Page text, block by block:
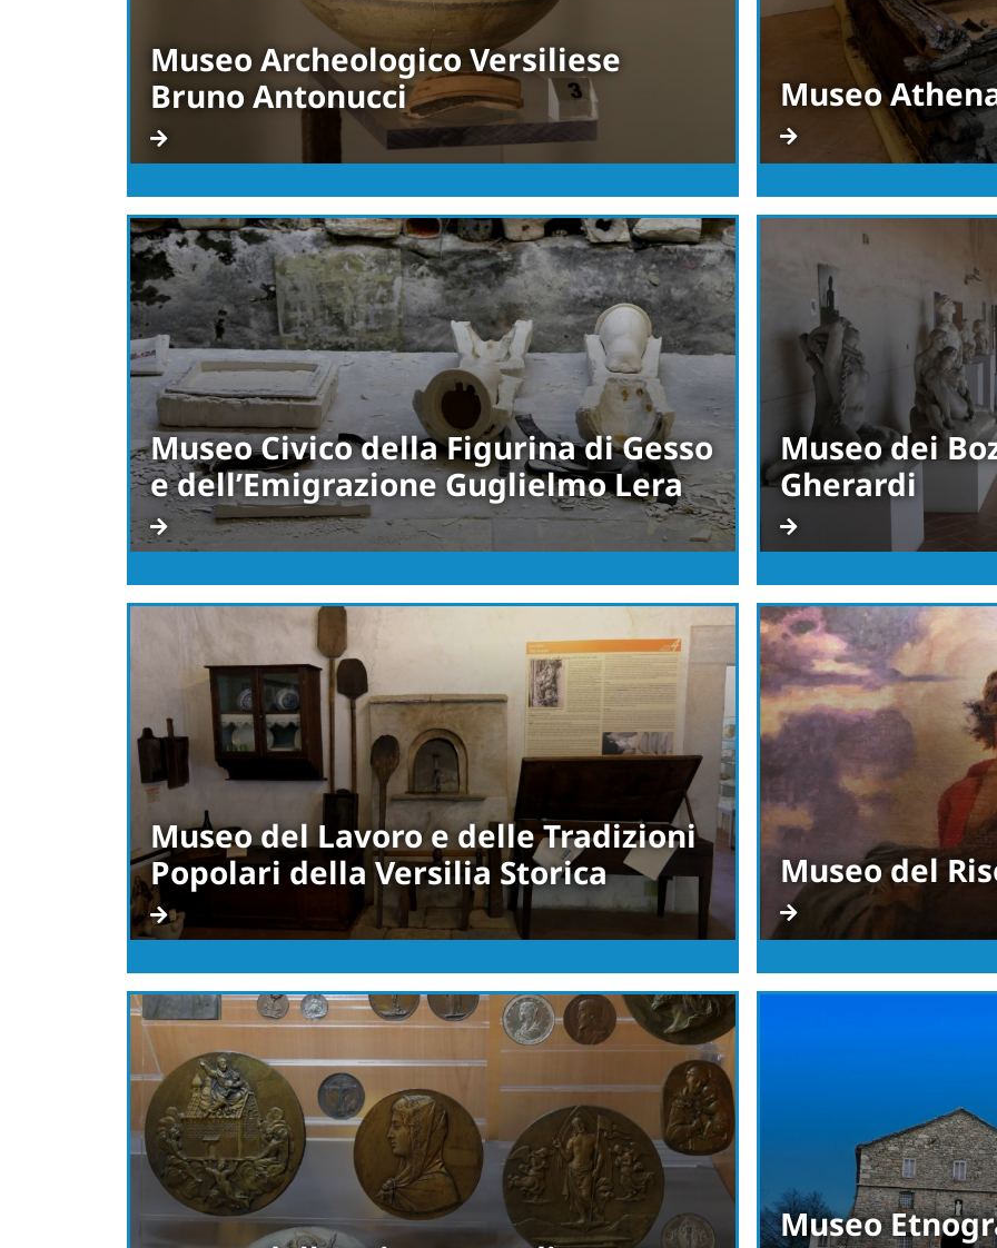
Museo Archeologico Versiliese
Bruno Antonucci
Museo
Museo Civico della Figurina di Gesso
e dell’Emigrazione Guglielmo Lera
Museo dei
Gherardi
Museo del Lavoro e delle Tradizioni
Popolari della Versilia Storica
Museo del
Museo